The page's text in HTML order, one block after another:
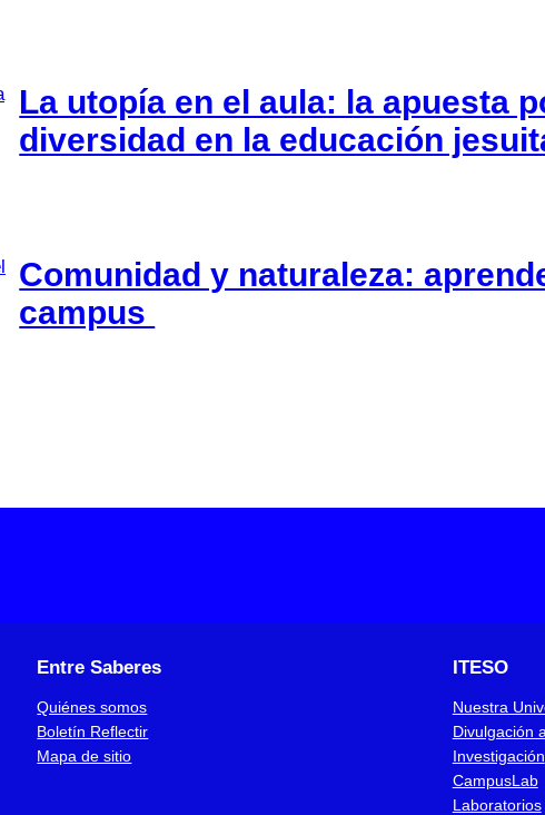
La utopía en el aula: la apuesta
diversidad en la educación
Comunidad y naturaleza:
campus
Entre Saberes
Quiénes somos
Boletín Reflectir
Mapa de sitio
ITESO
Nuestra
Divulgación
Investigación
CampusLab
Laboratorios